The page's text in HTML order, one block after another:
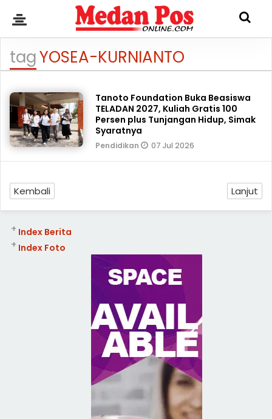
tagYOSEA-KURNIANTO
Tanoto Foundation Buka Beasiswa
TELADAN 2027, Kuliah Gratis 100
Persen plus Tunjangan Hidup, Simak
Syaratnya
Pendidikan 07 Jul 2026
Kembali Lanjut
Index Berita
+
Index Foto
+